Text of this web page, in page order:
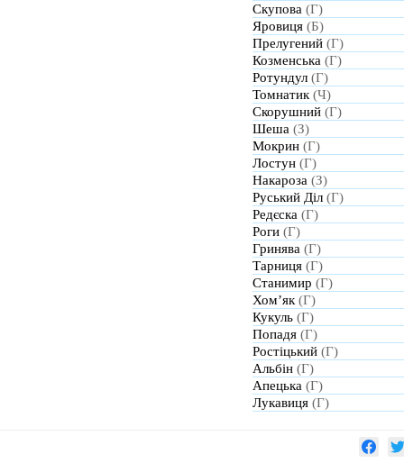
Скупова (Г)
Яровиця (Б)
Прелугений (Г)
Козменська (Г)
Ротундул (Г)
Томнатик (Ч)
Скорушний (Г)
Шеша (З)
Мокрин (Г)
Лостун (Г)
Накароза (З)
Руський Діл (Г)
Редєска (Г)
Роги (Г)
Гринява (Г)
Тарниця (Г)
Станимир (Г)
Хом’як (Г)
Кукуль (Г)
Попадя (Г)
Ростіцький (Г)
Альбін (Г)
Апецька (Г)
Лукавиця (Г)